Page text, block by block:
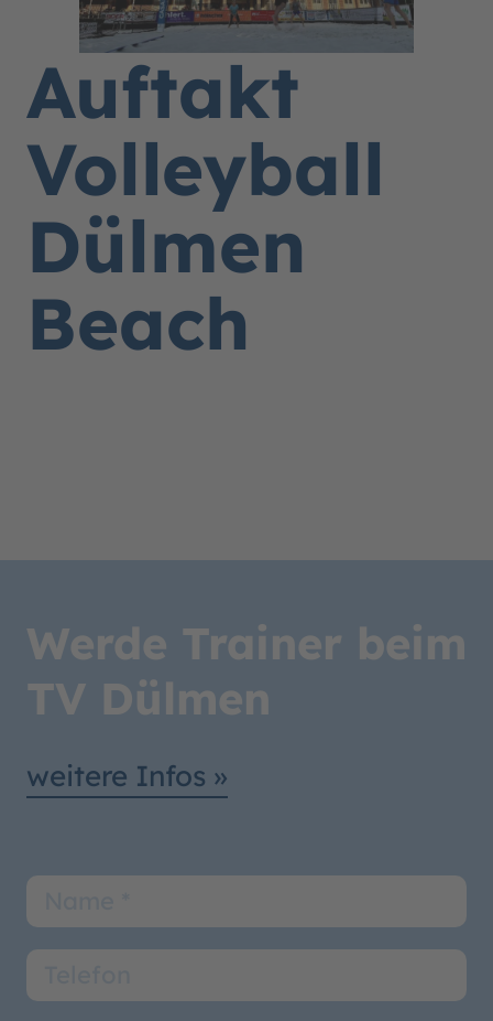
Auftakt
Volleyball
Dülmen
Beach
Werde Trainer beim
TV Dülmen
weitere Infos »